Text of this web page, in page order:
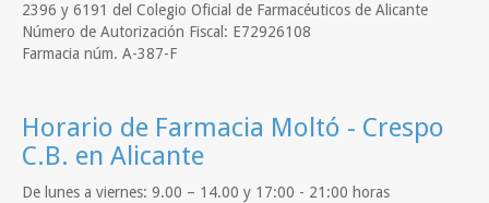
2396 y 6191 del Colegio Oficial de Farmacéuticos de Alicante
Número de Autorización Fiscal: E72926108
Farmacia núm. A-387-F
Horario de Farmacia Moltó - Crespo
C.B. en Alicante
De lunes a viernes: 9.00 – 14.00 y 17:00 - 21:00 horas